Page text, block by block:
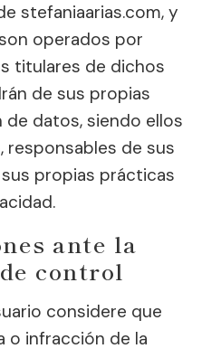
stefaniaarias.com, y
operados por
titulares de dichos
de sus propias
datos, siendo ellos
responsables de sus
propias prácticas
ante la
control
considere que
o infracción de la